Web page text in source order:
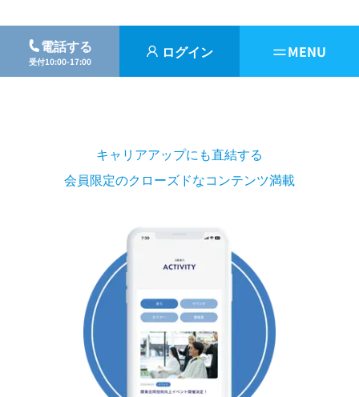
電話する
受付10:00-17:00 ログイン MENU
キャリアアップにも直結する
会員限定のクローズドなコンテンツ満載